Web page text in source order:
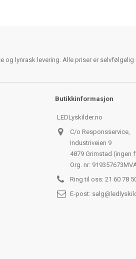
lynrask levering. Alle priser er
Butikkinformasjon
LEDLyskilder.no
C/o Responsservice,
Industriveien 9
4879 Grimstad (ingen
Org. nr:
Ring til oss: 21 60 78
E-post: